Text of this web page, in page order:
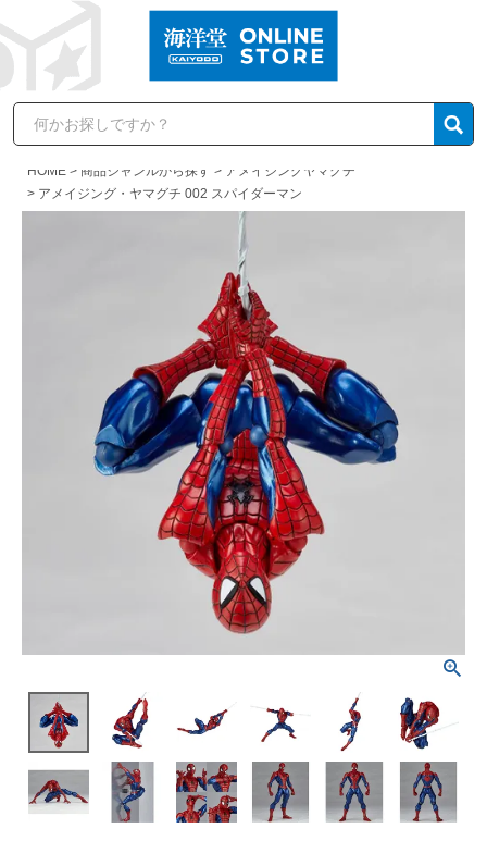
HOME 商品ジャンルから探す
アメイジングヤマグチ
アメイジング・ヤマグチ 002 スパイダーマン